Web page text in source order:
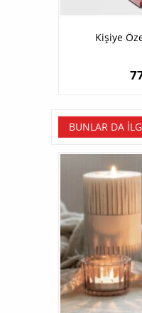
Kişiye
BUNLAR DA